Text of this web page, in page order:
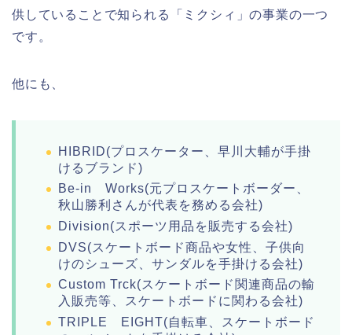
供していることで知られる「ミクシィ」の事業の一つ
です。
他にも、
HIBRID(プロスケーター、早川大輔が手掛
けるブランド)
Be-in Works(元プロスケートボーダー、
秋山勝利さんが代表を務める会社)
Division(スポーツ用品を販売する会社)
DVS(スケートボード商品や女性、子供向
けのシューズ、サンダルを手掛ける会社)
Custom Trck(スケートボード関連商品の輸
入販売等、スケートボードに関わる会社)
TRIPLE EIGHT(自転車、スケートボード